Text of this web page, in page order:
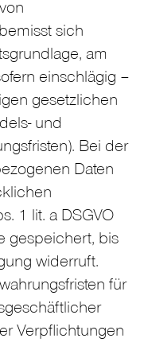
sich
am
einschlägig –
gesetzlichen
und
Bei der
Daten
1 lit. a DSGVO
gespeichert, bis
widerruft.
für
Verpflichtungen